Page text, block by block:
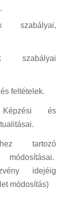
szabályai,
szabályai
feltételek.
Képzési és
tartozó
idejéig
módosítás)